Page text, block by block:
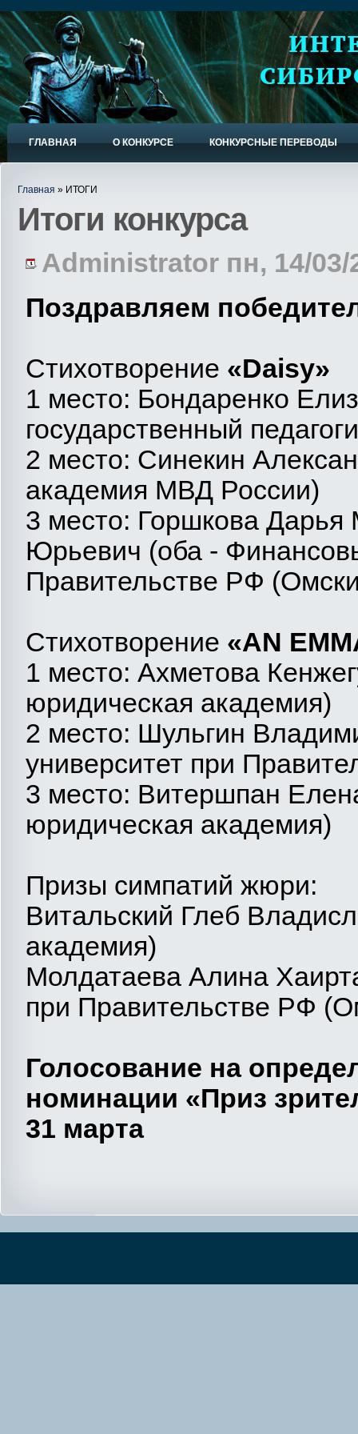
ГЛАВНАЯ О КОНКУРСЕ КОНКУРСНЫЕ ПЕРЕВОДЫ
Главная » ИТОГИ
Итоги конкурса
Administrator пн, 14/03/
Поздравляем
Стихотворение «Daisy»
1 место: Бондаренко
государственный
2 место: Синекин
академия МВД России)
3 место: Горшкова
Юрьевич (оба -
Правительстве РФ
Стихотворение «AN
1 место: Ахметова
юридическая академия)
2 место: Шульгин
университет при
3 место: Витершпан
юридическая академия)
Призы симпатий жюри:
Витальский Глеб
академия)
Молдатаева Алина
при Правительстве РФ
Голосование на
номинации «Приз
31 марта